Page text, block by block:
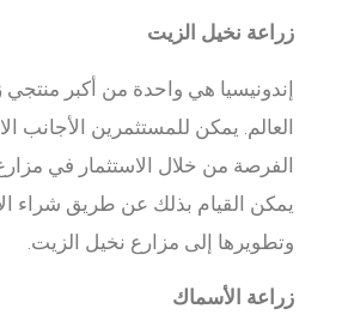
زراعة نخيل الزيت
إندونيسيا هي واحدة من أكبر
العالم. يمكن للمستثمرين الأجانب
الفرصة من خلال الاستثمار في
يمكن القيام بذلك عن طريق شراء
وتطويرها إلى مزارع نخيل الزيت.
زراعة الأسماك